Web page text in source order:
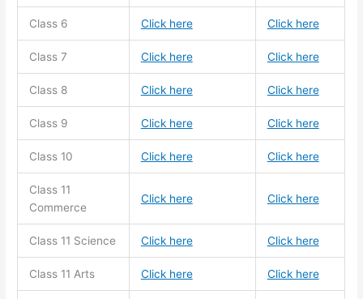
Class 6 Click here Click here
Class 7 Click here Click here
Class 8 Click here Click here
Class 9 Click here Click here
Class 10 Click here Click here
Class 11
Commerce
Click here Click here
Class 11 Science Click here Click here
Class 11 Arts Click here Click here